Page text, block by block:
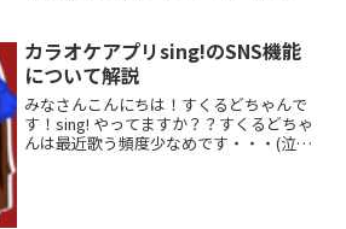
は、音声入力からブログ記事まで全自動
で完結するア...
カラオケアプリsing!のSNS機能
について解説
みなさんこんにちは！すくるどちゃんで
す！sing! やってますか？？すくるどちゃ
んは最近歌う頻度少なめです・・・(泣